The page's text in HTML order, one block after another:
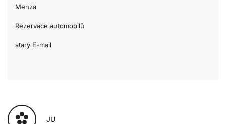
Menza
Rezervace automobilů
starý E-mail
JU